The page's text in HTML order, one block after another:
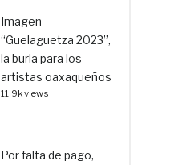
Imagen
“Guelaguetza 2023”,
la burla para los
artistas oaxaqueños
11.9k views
Por falta de pago,